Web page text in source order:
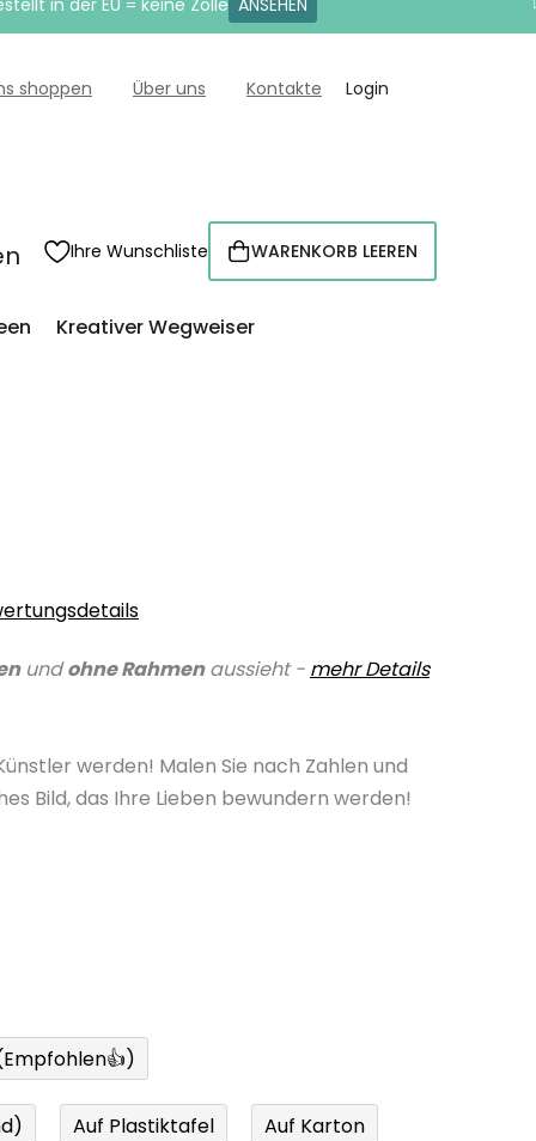
in der EU = keine Zölle ANSEHEN
shoppen Über uns Kontakte Login
Ihre Wunschliste WARENKORB
WARENKORB LEEREN
Kreativer Wegweiser
undohne Rahmenaussieht - mehr Details
werden! Malen Sie nach Zahlen und
Bild, das Ihre Lieben bewundern werden!
Auf Plastiktafel Auf Karton